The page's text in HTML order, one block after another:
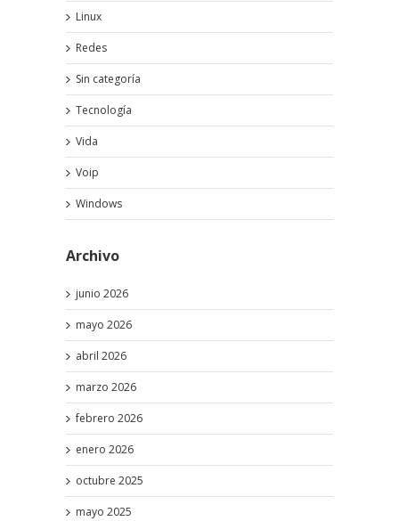
Linux
Redes
Sin categoría
Tecnología
Vida
Voip
Windows
Archivo
junio 2026
mayo 2026
abril 2026
marzo 2026
febrero 2026
enero 2026
octubre 2025
mayo 2025